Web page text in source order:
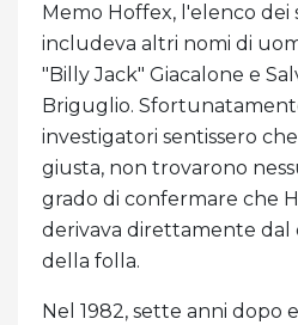
Memo Hoffex, l'elenco dei
includeva altri nomi di
"Billy Jack" Giacalone e
Briguglio.
investigatori sentissero
giusta, non trovarono
grado di confermare che
derivava direttamente dal
della folla.
Nel 1982, sette anni dopo